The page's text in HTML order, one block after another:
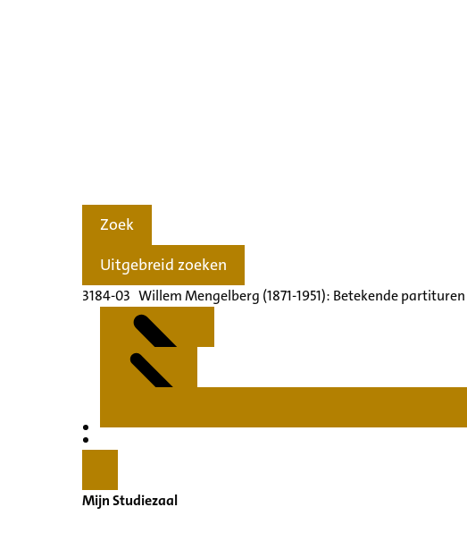
Zoek
Uitgebreid zoeken
3184-03 Willem Mengelberg (1871-1951): Betekende partituren
Mijn Studiezaal